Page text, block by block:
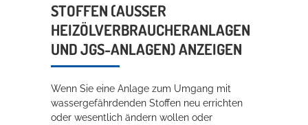
Rathaus
Service
Konzerte, Tagungen und vieles mehr
TOFFEN (AUSSER HE
IZÖLVERBRAUCHERANLAGEN UN
D JGS-ANLAGEN) ANZEIGEN
Wenn Sie eine Anlage zum Umgang mit
wassergefährdenden Stoffen neu errichten
oder wesentlich ändern wollen oder